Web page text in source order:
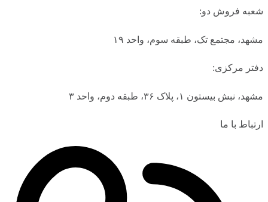
شعبه فروش دو:
مشهد، مجتمع تک، طبقه سوم، واحد ۱۹
دفتر مرکزی:
مشهد، نبش بیستون ۱، پلاک ۳۶، طبقه دوم، واحد ۳
ارتباط با ما